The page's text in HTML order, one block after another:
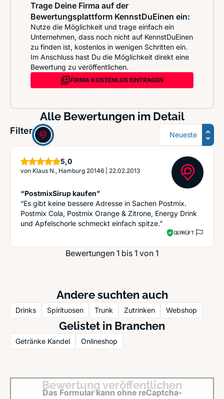
Trage Deine Firma auf der
Bewertungsplattform KennstDuEinen ein:
Nutze die Möglichkeit und trage einfach ein
Unternehmen, dass noch nicht auf KennstDuEinen
zu finden ist, kostenlos in wenigen Schritten ein.
Im Anschluss hast Du die Möglichkeit direkt eine
Bewertung zu veröffentlichen.
FIRMA KOSTENLOS EINTRAGEN
Alle Bewertungen im Detail
Filter: Sortierung
5,0Sterne
von Klaus N., Hamburg 20146 22.02.2013
“PostmixSirup kaufen”
“Es gibt keine bessere Adresse in Sachen Postmix.
Postmix Cola, Postmix Orange & Zitrone, Energy Drink
und Apfelschorle schmeckt einfach spitze.”
GEPRÜFT
Bewertungen 1 bis 1 von 1
Andere suchten auch
Drinks Spirituosen Trunk Zutrinken Webshop
Gelistet in Branchen
Getränke Kandel Onlineshop
Bewertung veröffentlichen
Das Formular kann ohne reCaptcha-